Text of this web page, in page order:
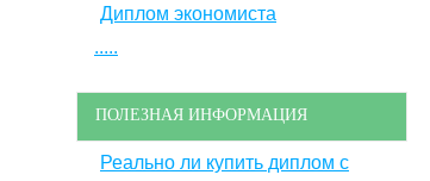
Диплом экономиста
.....
ПОЛЕЗНАЯ ИНФОРМАЦИЯ
Реально ли купить диплом с